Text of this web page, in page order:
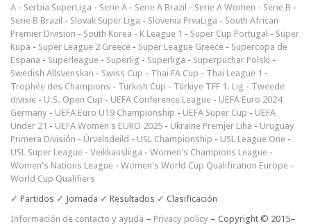
A - Serbia SuperLiga - Serie A - Serie A Brazil - Serie A Women - Serie B -
Serie B Brazil - Slovak Super Liga - Slovenia PrvaLiga - South African
Premier Division - South Korea - K League 1 - Super Cup Portugal - Süper
Kupa - Super League 2 Greece - Super League Greece - Supercopa de
Espana - Superleague - Superlig - Superliga - Superpuchar Polski -
Swedish Allsvenskan - Swiss Cup - Thai FA Cup - Thai League 1 -
Trophée des Champions - Turkish Cup - Türkiye TFF 1. Lig - Tweede
divisie - U.S. Open Cup - UEFA Conference League - UEFA Euro 2024
Germany - UEFA Euro U19 Championship - UEFA Super Cup - UEFA
Under 21 - UEFA Women's EURO 2025 - Ukraine Premjer Liha - Uruguay
Primera División - Úrvalsdeild - USL Championship - USL League One -
USL Super League - Veikkausliiga - Women's Champions League -
Women's Nations League - Women's World Cup Qualification Europe -
World Cup Qualifiers
✓ Partidos ✓ Jornada ✓ Resultados ✓ Clasificación
Información de contacto y ayuda – Privacy policy – Copyright © 2015–